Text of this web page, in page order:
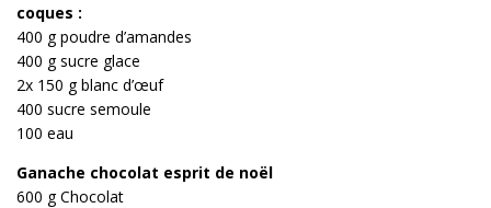
coques :
400 g poudre d’amandes
400 g sucre glace
2x 150 g blanc d’œuf
400 sucre semoule
100 eau
Ganache chocolat esprit de noël
600 g Chocolat